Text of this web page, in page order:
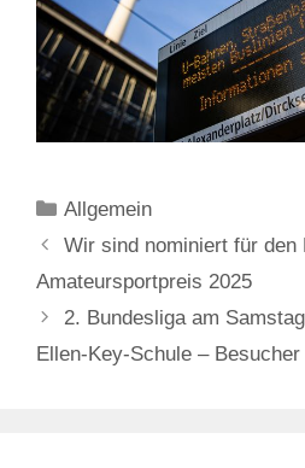
Kategorien
Allgemein
Wir sind nominiert für den
Amateursportpreis 2025
2. Bundesliga am
Ellen-Key-Schule –